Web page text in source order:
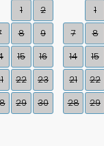
1
2
8
9
15
16
22
23
29
30
1
7
8
14
15
21
22
28
29